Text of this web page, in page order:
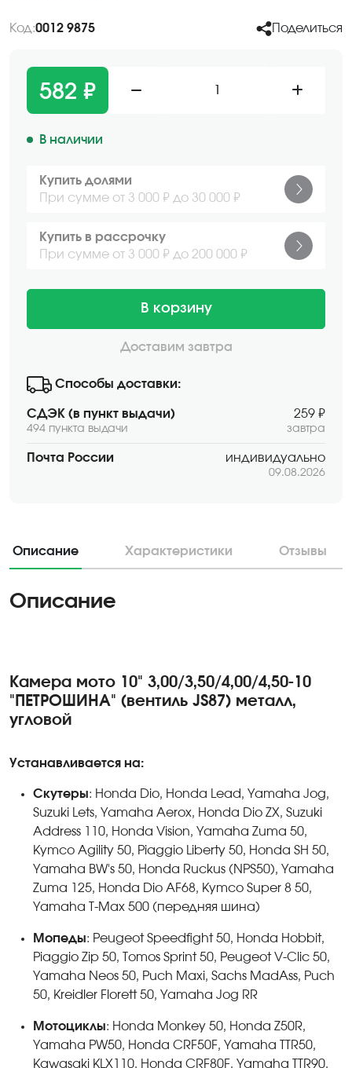
Код:0012 9875 Поделиться
582 ₽
В наличии
Купить долями
При сумме от 3 000 ₽ до 30 000 ₽
Купить в рассрочку
При сумме от 3 000 ₽ до 200 000 ₽
В корзину
Доставим завтра
Способы доставки:
СДЭК (в пункт выдачи)
494 пункта выдачи
259 ₽
завтра
Почта России индивидуально
09.08.2026
Описание Характеристики Отзывы
Описание
Камера мото 10" 3,00/3,50/4,00/4,50-10
"ПЕТРОШИНА" (вентиль JS87) металл,
угловой
Устанавливается на:
Скутеры: Honda Dio, Honda Lead, Yamaha Jog,
Suzuki Lets, Yamaha Aerox, Honda Dio ZX, Suzuki
Address 110, Honda Vision, Yamaha Zuma 50,
Kymco Agility 50, Piaggio Liberty 50, Honda SH 50,
Yamaha BW's 50, Honda Ruckus (NPS50), Yamaha
Zuma 125, Honda Dio AF68, Kymco Super 8 50,
Yamaha T-Max 500 (передняя шина)
Мопеды: Peugeot Speedfight 50, Honda Hobbit,
Piaggio Zip 50, Tomos Sprint 50, Peugeot V-Clic 50,
Yamaha Neos 50, Puch Maxi, Sachs MadAss, Puch
50, Kreidler Florett 50, Yamaha Jog RR
Мотоциклы: Honda Monkey 50, Honda Z50R,
Yamaha PW50, Honda CRF50F, Yamaha TTR50,
Kawasaki KLX110, Honda CRF80F, Yamaha TTR90,